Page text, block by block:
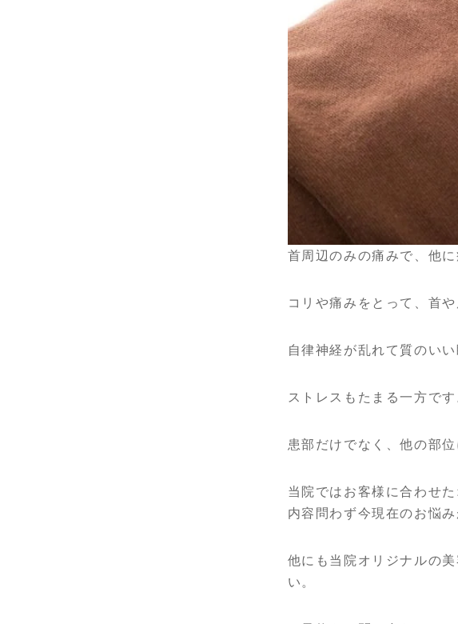
首周辺のみの痛みで、他
コリや痛みをとって、首
自律神経が乱れて質のい
ストレスもたまる一方です
患部だけでなく、他の部
当院ではお客様に合わせ
内容問わず今現在のお悩
他にも当院オリジナルの
い。